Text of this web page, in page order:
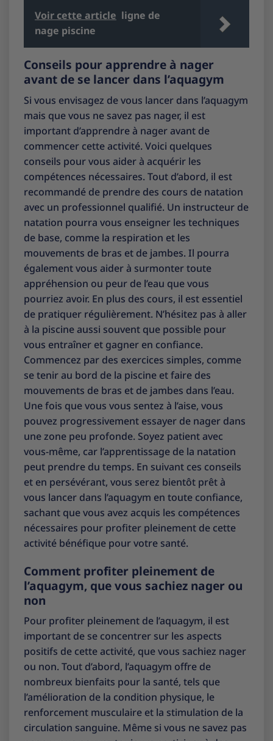
Voir cette article ligne de
nage piscine
Conseils pour apprendre à nager
avant de se lancer dans l’aquagym
Si vous envisagez de vous lancer dans l’aquagym
mais que vous ne savez pas nager, il est
important d’apprendre à nager avant de
commencer cette activité. Voici quelques
conseils pour vous aider à acquérir les
compétences nécessaires. Tout d’abord, il est
recommandé de prendre des cours de natation
avec un professionnel qualifié. Un instructeur de
natation pourra vous enseigner les techniques
de base, comme la respiration et les
mouvements de bras et de jambes. Il pourra
également vous aider à surmonter toute
appréhension ou peur de l’eau que vous
pourriez avoir. En plus des cours, il est essentiel
de pratiquer régulièrement. N’hésitez pas à aller
à la piscine aussi souvent que possible pour
vous entraîner et gagner en confiance.
Commencez par des exercices simples, comme
se tenir au bord de la piscine et faire des
mouvements de bras et de jambes dans l’eau.
Une fois que vous vous sentez à l’aise, vous
pouvez progressivement essayer de nager dans
une zone peu profonde. Soyez patient avec
vous-même, car l’apprentissage de la natation
peut prendre du temps. En suivant ces conseils
et en persévérant, vous serez bientôt prêt à
vous lancer dans l’aquagym en toute confiance,
sachant que vous avez acquis les compétences
nécessaires pour profiter pleinement de cette
activité bénéfique pour votre santé.
Comment profiter pleinement de
l’aquagym, que vous sachiez nager ou
non
Pour profiter pleinement de l’aquagym, il est
important de se concentrer sur les aspects
positifs de cette activité, que vous sachiez nager
ou non. Tout d’abord, l’aquagym offre de
nombreux bienfaits pour la santé, tels que
l’amélioration de la condition physique, le
renforcement musculaire et la stimulation de la
circulation sanguine. Même si vous ne savez pas